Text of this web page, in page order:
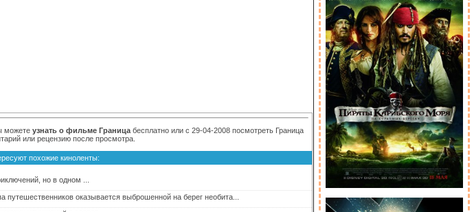
можете узнать о фильме Граница бесплатно или с 29-04-2008 посмотреть Граница
или рецензию после просмотра.
похожие киноленты:
но в одном ...
путешественников оказывается выброшенной на берег необита...